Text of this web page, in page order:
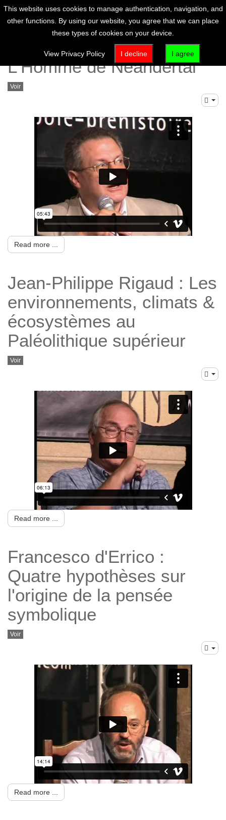
Jean-Jacques Hublin :
L'Homme de Néandertal
Voir
Read more ...
Jean-Philippe Rigaud : Les
environnements, climats &
écosystèmes au
Paléolithique supérieur
Voir
Read more ...
Francesco d'Errico :
Quatre hypothèses sur
l'origine de la pensée
symbolique
Voir
Read more ...
This website uses cookies to manage authentication, navigation, and
other functions. By using our website, you agree that we can place
these types of cookies on your device.
View Privacy Policy I decline I agree